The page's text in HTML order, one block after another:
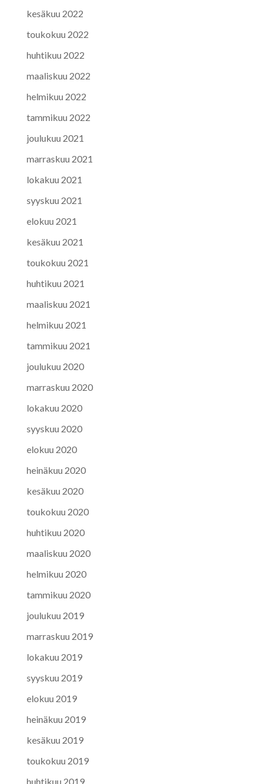
kesäkuu 2022
toukokuu 2022
huhtikuu 2022
maaliskuu 2022
helmikuu 2022
tammikuu 2022
joulukuu 2021
marraskuu 2021
lokakuu 2021
syyskuu 2021
elokuu 2021
kesäkuu 2021
toukokuu 2021
huhtikuu 2021
maaliskuu 2021
helmikuu 2021
tammikuu 2021
joulukuu 2020
marraskuu 2020
lokakuu 2020
syyskuu 2020
elokuu 2020
heinäkuu 2020
kesäkuu 2020
toukokuu 2020
huhtikuu 2020
maaliskuu 2020
helmikuu 2020
tammikuu 2020
joulukuu 2019
marraskuu 2019
lokakuu 2019
syyskuu 2019
elokuu 2019
heinäkuu 2019
kesäkuu 2019
toukokuu 2019
huhtikuu 2019